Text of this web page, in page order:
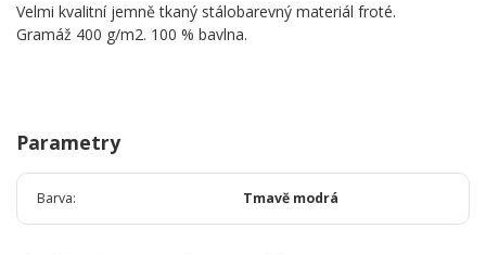
Velmi kvalitní jemně tkaný stálobarevný materiál froté.
Gramáž 400 g/m2. 100 % bavlna.
Parametry
Barva Tmavě modrá